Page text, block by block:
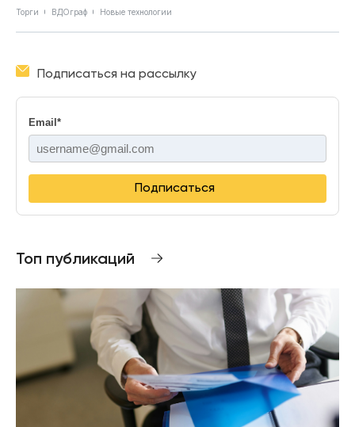
Торги ВДОграф Новые технологии
Подписаться на рассылку
Email *
Подписаться
Топ публикаций